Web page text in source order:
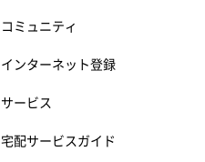
コミュニティ
インターネット登録
サービス
宅配サービスガイド